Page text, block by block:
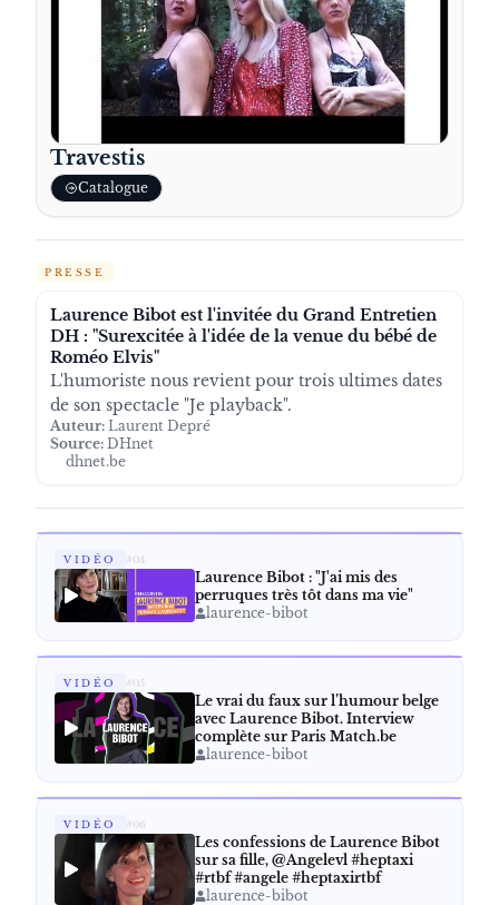
Travestis
Catalogue
PRESSE
Laurence Bibot est l'invitée du Grand Entretien
DH : "Surexcitée à l'idée de la venue du bébé de
Roméo Elvis"
L'humoriste nous revient pour trois ultimes dates
de son spectacle "Je playback".
Auteur: Laurent Depré
Source: DHnet
dhnet.be
VIDÉO #04
Laurence Bibot : "J'ai mis des
perruques très tôt dans ma vie"
laurence-bibot
VIDÉO #05
Le vrai du faux sur l’humour belge
avec Laurence Bibot. Interview
complète sur Paris Match.be
laurence-bibot
VIDÉO #06
Les confessions de Laurence Bibot
sur sa fille, ‪@Angelevl‬ #heptaxi
#rtbf #angele #heptaxirtbf
laurence-bibot